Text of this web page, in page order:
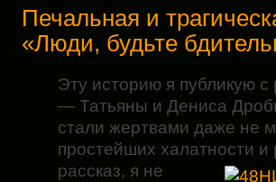
Печальная и
«Люди, будьте
Эту историю я публикую
— Татьяны и Дениса
стали жертвами даже не
простейших халатности и
рассказ, я не